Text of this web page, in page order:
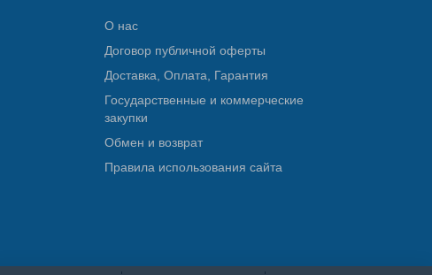
О нас
Договор публичной оферты
Доставка, Оплата, Гарантия
Государственные и коммерческие
закупки
Обмен и возврат
Правила использования сайта